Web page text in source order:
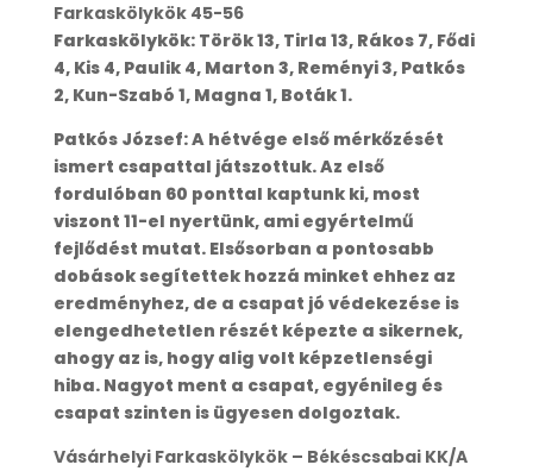
Farkaskölykök 45-56
Farkaskölykök: Török 13, Tirla 13, Rákos 7, Fődi
4, Kis 4, Paulik 4, Marton 3, Reményi 3, Patkós
2, Kun-Szabó 1, Magna 1, Boták 1.
Patkós József: A hétvége első mérkőzését
ismert csapattal játszottuk. Az első
fordulóban 60 ponttal kaptunk ki, most
viszont 11-el nyertünk, ami egyértelmű
fejlődést mutat. Elsősorban a pontosabb
dobások segítettek hozzá minket ehhez az
eredményhez, de a csapat jó védekezése is
elengedhetetlen részét képezte a sikernek,
ahogy az is, hogy alig volt képzetlenségi
hiba. Nagyot ment a csapat, egyénileg és
csapat szinten is ügyesen dolgoztak.
Vásárhelyi Farkaskölykök – Békéscsabai KK/A